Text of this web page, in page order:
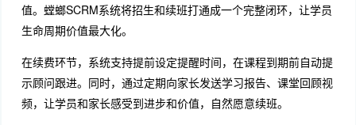
值。螳螂SCRM系统将招生和续班打通成一个完整闭环，让学员
生命周期价值最大化。
在续费环节，系统支持提前设定提醒时间，在课程到期前自动提
示顾问跟进。同时，通过定期向家长发送学习报告、课堂回顾视
频，让学员和家长感受到进步和价值，自然愿意续班。